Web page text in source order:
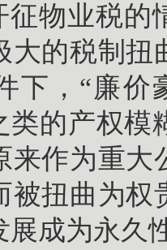
征物业税的
大的税制扭
下，“廉价
类的产权
来作为重
被扭曲为
展成为永久